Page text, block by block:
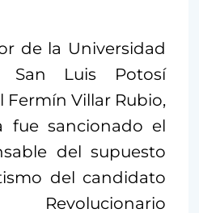
de la Universidad
San Luis Potosí
Fermín Villar Rubio,
fue sancionado el
del supuesto
del candidato